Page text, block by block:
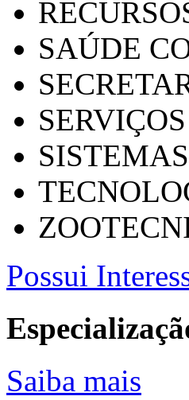
SAÚDE
Possui
Saiba mais